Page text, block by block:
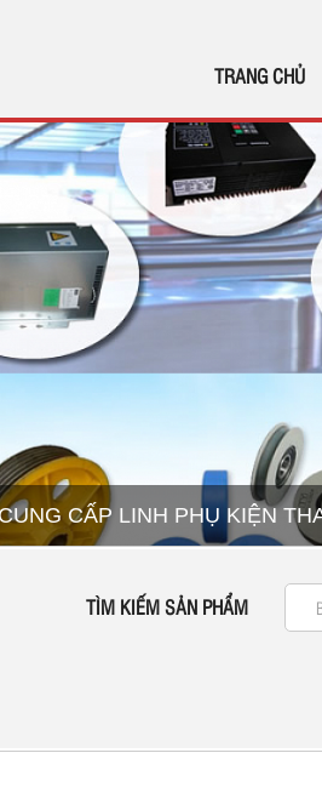
TRANG CHỦ
CẤP LINH PHỤ KIỆN
TÌM KIẾM SẢN PHẨM